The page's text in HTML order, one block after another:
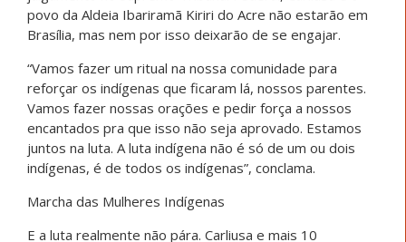
povo da Aldeia Ibariramã Kiriri do Acre não estarão em
Brasília, mas nem por isso deixarão de se engajar.
“Vamos fazer um ritual na nossa comunidade para
reforçar os indígenas que ficaram lá, nossos parentes.
Vamos fazer nossas orações e pedir força a nossos
encantados pra que isso não seja aprovado. Estamos
juntos na luta. A luta indígena não é só de um ou dois
indígenas, é de todos os indígenas”, conclama.
Marcha das Mulheres Indígenas
E a luta realmente não pára. Carliusa e mais 10